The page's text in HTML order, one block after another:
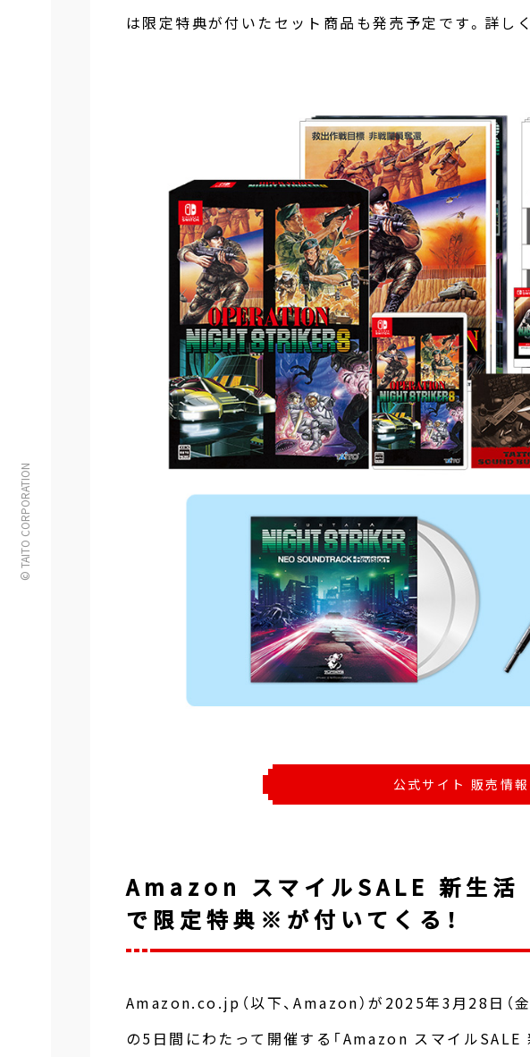
© TAITO CORPORATION
は限定特典が付いたセット商品も発売予定です。詳し
公式サイト 販売情報
Amazon スマイルSALE 新生活
で限定特典※が付いてくる！
Amazon.co.jp（以下、Amazon）が2025年3月28日（
の5日間にわたって開催する「Amazon スマイルSALE